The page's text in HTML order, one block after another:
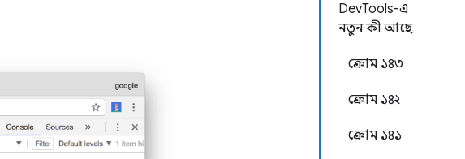
DevTools-এ
নতুন কী আছে
ক্রোম ১৪৩
ক্রোম ১৪২
ক্রোম ১৪১